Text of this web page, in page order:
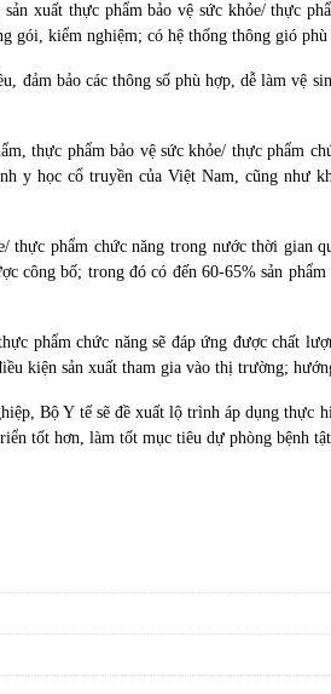
xuất thực phẩm bảo vệ sức khỏe/ thực
gói, kiểm nghiệm; có hệ thống thông gió
đảm bảo các thông số phù hợp, dễ làm vệ
thực phẩm bảo vệ sức khỏe/ thực phẩm
y học cổ truyền của Việt Nam, cũng như
thực phẩm chức năng trong nước thời gian
công bố; trong đó có đến 60-65% sản
phẩm chức năngsẽ đáp ứng được chất
kiện sản xuất tham gia vào thị trường;
Bộ Y tế sẽ đề xuất lộ trình áp dụng thực
tốt hơn, làm tốt mục tiêu dự phòng bệnh